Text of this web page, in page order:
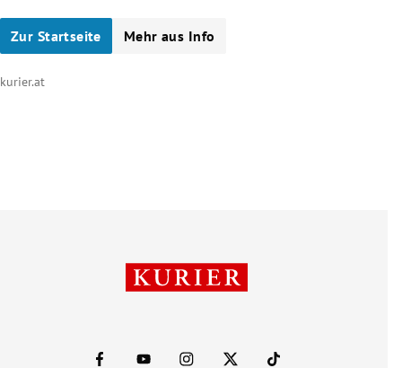
Zur Startseite Mehr aus Info
kurier.at